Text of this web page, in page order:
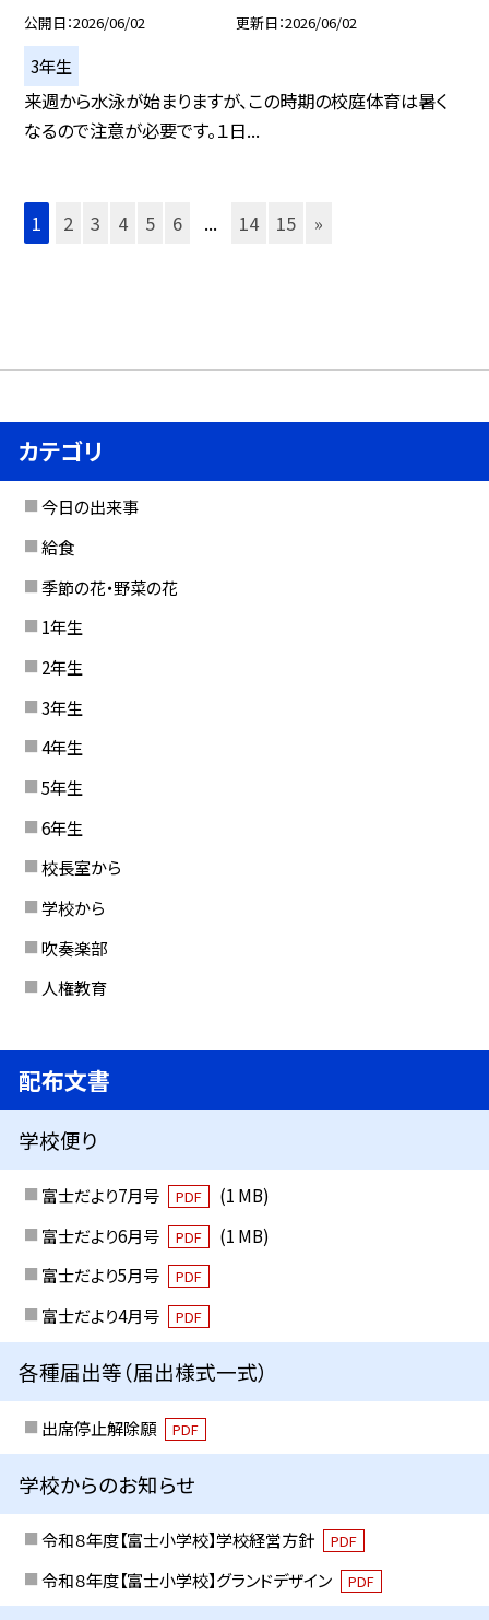
公開日 2026/06/02 更新日 2026/06/02
3年生
来週から水泳が始まりますが、この時期の校庭体育は暑く
なるので注意が必要です。１日...
1 2 3 4 5 6 ... 14 15 »
カテゴリ
今日の出来事
給食
季節の花・野菜の花
1年生
2年生
3年生
4年生
5年生
6年生
校長室から
学校から
吹奏楽部
人権教育
配布文書
学校便り
富士だより7月号 PDF
(1 MB)
富士だより6月号
PDF
(1 MB)
富士だより5月号
PDF
富士だより4月号 PDF
各種届出等（届出様式一式）
出席停止解除願 PDF
学校からのお知らせ
令和８年度【富士小学校】学校経営方針 PDF
令和８年度【富士小学校】グランドデザイン PDF